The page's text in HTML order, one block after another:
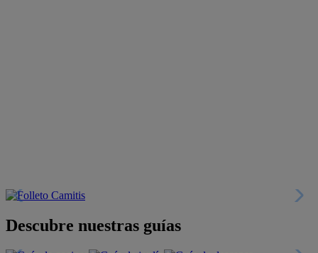
Descubre nuestras guías